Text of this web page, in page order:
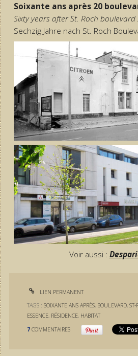
Soixante ans après 20
Sixty years after St. Roch boulevard
Sechzig Jahre nach St. Roch
Voir aussi :
LIEN PERMANENT
TAGS :SOIXANTE ANS APRÈS, BOULEVARD,ST-
ESSENCE, RÉSIDENCE, HABITAT
7 COMMENTAIRES